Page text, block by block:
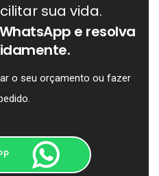
sua vida.
e resolva
o seu orçamento ou fazer